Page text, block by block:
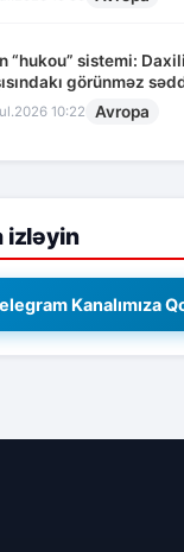
“hukou” sistemi:
görünməz
10:22 Avropa
izləyin
Kanalımıza